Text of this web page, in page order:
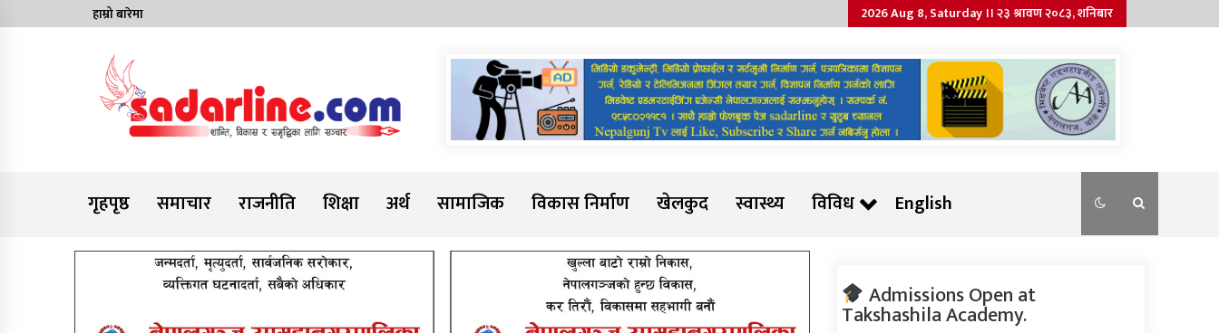
to
हाम्रो बारेमा 2026 Aug 8, Saturday ।। २३ श्रावण २०८३, शनिबार
Sadarline
गृहपृष्ठ
समाचार राजनीति शिक्षा अर्थ सामाजिक विकास निर्माण खेलकुद स्वास्थ्य विविध English
Admissions Open at
Takshashila Academy.